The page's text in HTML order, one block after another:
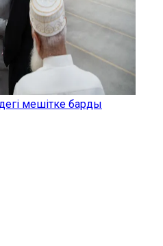
мешітке барды